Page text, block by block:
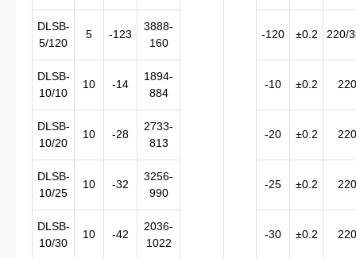
DLSB-
5/120
5 -123
3888-
160
-120 ±0.2 220/
DLSB-
10/10
10 -14
1894-
884
-10 ±0.2 220
DLSB-
10/20
10 -28
2733-
813
-20 ±0.2 220
DLSB-
10/25
10 -32
3256-
990
-25 ±0.2 220
DLSB-
10/30
10 -42
2036-
1022
-30 ±0.2 220